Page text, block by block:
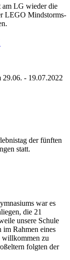
am LG wieder die
LEGO Mindstorms-
29.06. - 19.07.2022
der fünften
statt.
war es
die 21
unsere Schule
im Rahmen eines
willkommen zu
folgten der